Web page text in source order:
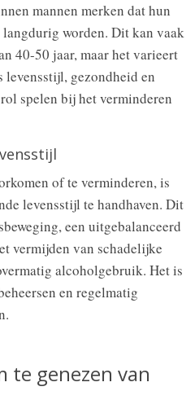
mannen merken dat hun
worden. Dit kan vaak
40-50 jaar, maar het varieert
gezondheid en
spelen bij het verminderen
of te verminderen, is
levensstijl te handhaven. Dit
een uitgebalanceerd
vermijden van schadelijke
alcoholgebruik. Het is
en regelmatig
te genezen van